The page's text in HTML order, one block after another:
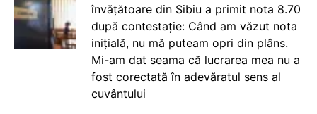
învățătoare din Sibiu a primit nota 8.70
după contestație: Când am văzut nota
inițială, nu mă puteam opri din plâns.
Mi-am dat seama că lucrarea mea nu a
fost corectată în adevăratul sens al
cuvântului